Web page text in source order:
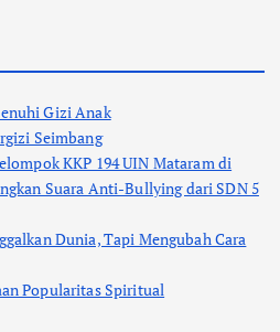
Gizi Anak
Seimbang
KKP 194 UIN Mataram di
Suara Anti-Bullying dari SDN 5
Dunia, Tapi Mengubah Cara
Popularitas Spiritual